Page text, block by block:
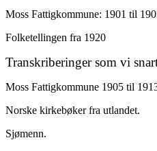
Moss Fattigkommune: 1901 til
Folketellingen fra 1920
Transkriberinger som vi
Moss Fattigkommune 1905 til
Norske kirkebøker fra utlandet.
Sjømenn.